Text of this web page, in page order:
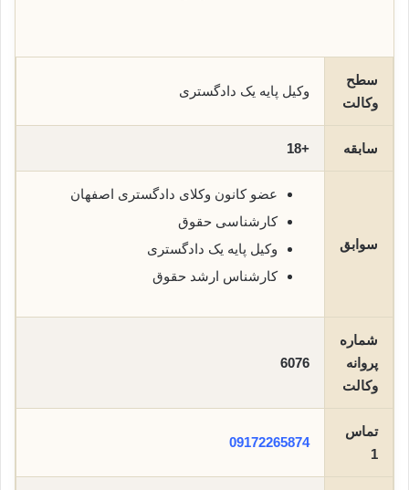
سطح
وکالت
وکیل پایه یک دادگستری
سابقه +18
سوابق
عضو کانون وکلای دادگستری اصفهان
کارشناسی حقوق
وکیل پایه یک دادگستری
کارشناس ارشد حقوق
شماره
پروانه
وکالت
6076
تماس
1
09172265874